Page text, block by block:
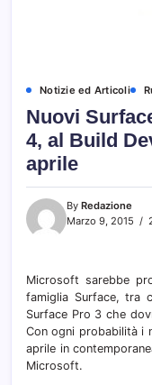
Notizie ed Articoli
Nuovi
4, al Build
aprile
By Redazione
Marzo 9, 2015
Microsoft sarebbe
famiglia Surface, tra
Surface Pro 3 che
Con ogni probabilità i
aprile in
Microsoft.